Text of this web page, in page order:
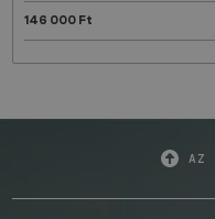
146 000 Ft
AZ